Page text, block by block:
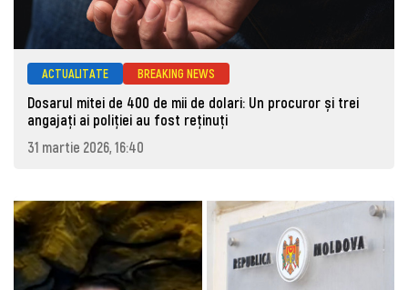
ACTUALITATE BREAKING NEWS
Dosarul mitei de 400 de mii de dolari: Un procuror și trei
angajați ai poliției au fost reținuți
31 martie 2026, 16:40